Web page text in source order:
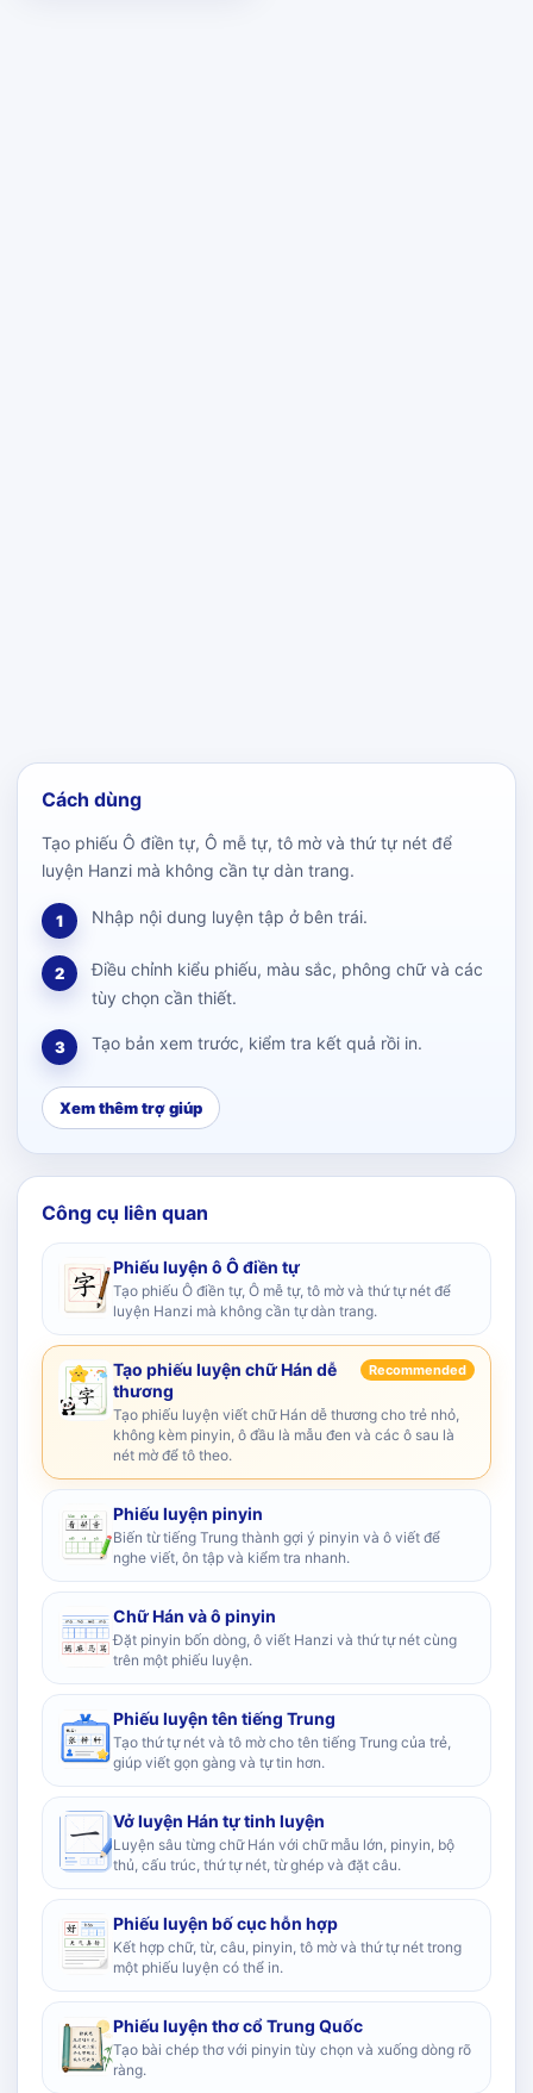
Cách dùng
Tạo phiếu Ô điền tự, Ô mễ tự, tô mờ và thứ tự nét để
luyện Hanzi mà không cần tự dàn trang.
1 Nhập nội dung luyện tập ở bên trái.
2
Điều chỉnh kiểu phiếu, màu sắc, phông chữ và các
tùy chọn cần thiết.
3 Tạo bản xem trước, kiểm tra kết quả rồi in.
Xem thêm trợ giúp
Công cụ liên quan
Phiếu luyện ô Ô điền tự
Tạo phiếu Ô điền tự, Ô mễ tự, tô mờ và thứ tự nét để
luyện Hanzi mà không cần tự dàn trang.
Tạo phiếu luyện chữ Hán dễ
thương
Recommended
Tạo phiếu luyện viết chữ Hán dễ thương cho trẻ nhỏ,
không kèm pinyin, ô đầu là mẫu đen và các ô sau là
nét mờ để tô theo.
Phiếu luyện pinyin
Biến từ tiếng Trung thành gợi ý pinyin và ô viết để
nghe viết, ôn tập và kiểm tra nhanh.
Chữ Hán và ô pinyin
Đặt pinyin bốn dòng, ô viết Hanzi và thứ tự nét cùng
trên một phiếu luyện.
Phiếu luyện tên tiếng Trung
Tạo thứ tự nét và tô mờ cho tên tiếng Trung của trẻ,
giúp viết gọn gàng và tự tin hơn.
Vở luyện Hán tự tinh luyện
Luyện sâu từng chữ Hán với chữ mẫu lớn, pinyin, bộ
thủ, cấu trúc, thứ tự nét, từ ghép và đặt câu.
Phiếu luyện bố cục hỗn hợp
Kết hợp chữ, từ, câu, pinyin, tô mờ và thứ tự nét trong
một phiếu luyện có thể in.
Phiếu luyện thơ cổ Trung Quốc
Tạo bài chép thơ với pinyin tùy chọn và xuống dòng rõ
ràng.